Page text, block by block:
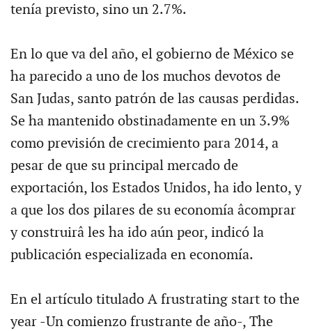
tenía previsto, sino un 2.7%.
En lo que va del año, el gobierno de México se
ha parecido a uno de los muchos devotos de
San Judas, santo patrón de las causas perdidas.
Se ha mantenido obstinadamente en un 3.9%
como previsión de crecimiento para 2014, a
pesar de que su principal mercado de
exportación, los Estados Unidos, ha ido lento, y
a que los dos pilares de su economía âcomprar
y construirâ les ha ido aún peor, indicó la
publicación especializada en economía.
En el artículo titulado A frustrating start to the
year -Un comienzo frustrante de año-, The